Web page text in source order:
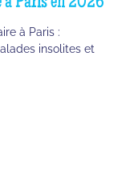
à Paris :
insolites et